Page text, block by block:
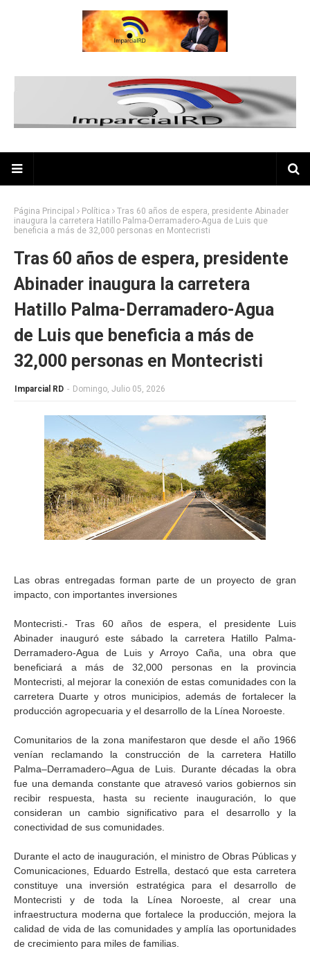
Página Principal Política
Tras 60 años de espera, presidente Abinader
inaugura la carretera Hatillo Palma-Derramadero-Agua de Luis que
beneficia a más de 32,000 personas en Montecristi
Tras 60 años de espera, presidente
Abinader inaugura la carretera
Hatillo Palma-Derramadero-Agua
de Luis que beneficia a más de
32,000 personas en Montecristi
Imparcial RD - Domingo, Julio 05, 2026
Las obras entregadas forman parte de un proyecto de gran
impacto, con importantes inversiones
Montecristi.- Tras 60 años de espera, el presidente Luis
Abinader inauguró este sábado la carretera Hatillo Palma-
Derramadero-Agua de Luis y Arroyo Caña, una obra que
beneficiará a más de 32,000 personas en la provincia
Montecristi, al mejorar la conexión de estas comunidades con la
carretera Duarte y otros municipios, además de fortalecer la
producción agropecuaria y el desarrollo de la Línea Noroeste.
Comunitarios de la zona manifestaron que desde el año 1966
venían reclamando la construcción de la carretera Hatillo
Palma–Derramadero–Agua de Luis. Durante décadas la obra
fue una demanda constante que atravesó varios gobiernos sin
recibir respuesta, hasta su reciente inauguración, lo que
consideran un cambio significativo para el desarrollo y la
conectividad de sus comunidades.
Durante el acto de inauguración, el ministro de Obras Públicas y
Comunicaciones, Eduardo Estrella, destacó que esta carretera
constituye una inversión estratégica para el desarrollo de
Montecristi y de toda la Línea Noroeste, al crear una
infraestructura moderna que fortalece la producción, mejora la
calidad de vida de las comunidades y amplía las oportunidades
de crecimiento para miles de familias.